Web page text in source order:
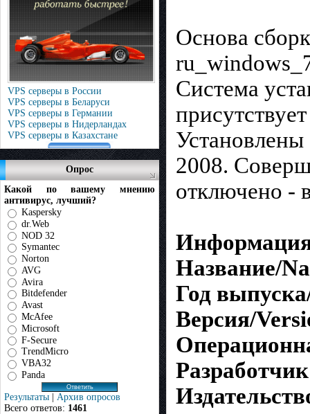
VPS серверы в России
VPS серверы в Беларуси
VPS серверы в Германии
VPS серверы в Нидерландах
VPS серверы в Казахстане
Опрос
Какой по вашему мнению
антивирус, лучший?
Kaspersky
dr.Web
NOD 32
Symantec
Norton
AVG
Avira
Bitdefender
Avast
McAfee
Microsoft
F-Secure
TrendMicro
VBA32
Panda
Результаты | Архив опросов
Всего ответов: 1461
Основа
Система
2008.
отключено -
Название/
Год
Версия/